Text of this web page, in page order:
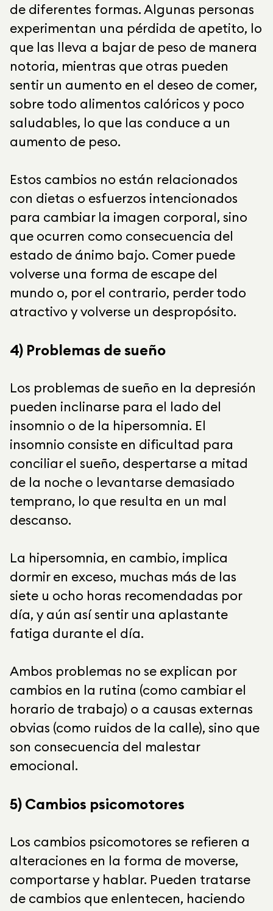
de diferentes formas. Algunas personas
experimentan una pérdida de apetito, lo
que las lleva a bajar de peso de manera
notoria, mientras que otras pueden
sentir un aumento en el deseo de comer,
sobre todo alimentos calóricos y poco
saludables, lo que las conduce a un
aumento de peso.
Estos cambios no están relacionados
con dietas o esfuerzos intencionados
para cambiar la imagen corporal, sino
que ocurren como consecuencia del
estado de ánimo bajo. Comer puede
volverse una forma de escape del
mundo o, por el contrario, perder todo
atractivo y volverse un despropósito.
4) Problemas de sueño
Los problemas de sueño en la depresión
pueden inclinarse para el lado del
insomnio o de la hipersomnia. El
insomnio consiste en dificultad para
conciliar el sueño, despertarse a mitad
de la noche o levantarse demasiado
temprano, lo que resulta en un mal
descanso.
La hipersomnia, en cambio, implica
dormir en exceso, muchas más de las
siete u ocho horas recomendadas por
día, y aún así sentir una aplastante
fatiga durante el día.
Ambos problemas no se explican por
cambios en la rutina (como cambiar el
horario de trabajo) o a causas externas
obvias (como ruidos de la calle), sino que
son consecuencia del malestar
emocional.
5) Cambios psicomotores
Los cambios psicomotores se refieren a
alteraciones en la forma de moverse,
comportarse y hablar. Pueden tratarse
de cambios que enlentecen, haciendo